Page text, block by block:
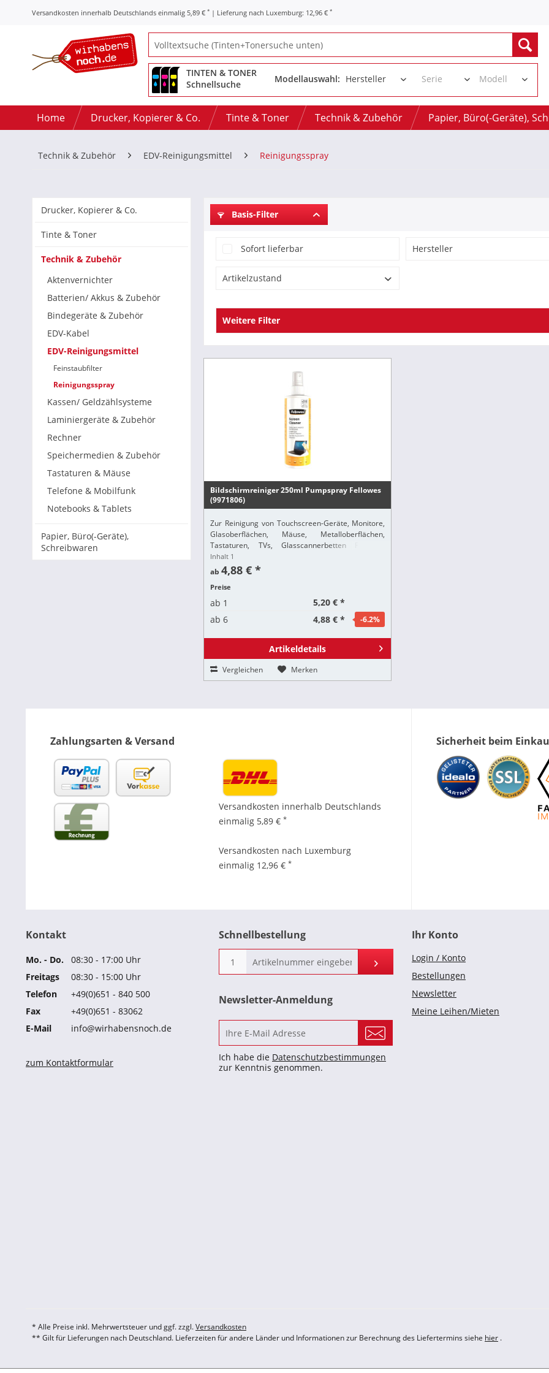
Versandkosten innerhalb Deutschlands einmalig 5,89 € * | Lieferung nach Luxemburg: 12,96 € *
TINTEN & TONER
Schnellsuche
Modellauswahl:
Home Drucker, Kopierer & Co. Tinte & Toner Technik & Zubehör Papier, Büro(-Geräte),
Technik & Zubehör EDV-Reinigungsmittel Reinigungsspray
Drucker, Kopierer & Co.
Tinte & Toner
Technik & Zubehör
Aktenvernichter
Batterien/ Akkus & Zubehör
Bindegeräte & Zubehör
EDV-Kabel
EDV-Reinigungsmittel
Feinstaubfilter
Reinigungsspray
Kassen/ Geldzählsysteme
Laminiergeräte & Zubehör
Rechner
Speichermedien & Zubehör
Tastaturen & Mäuse
Telefone & Mobilfunk
Notebooks & Tablets
Papier, Büro(-Geräte),
Schreibwaren
Basis-Filter
Sofort lieferbar Hersteller
Artikelzustand
Neu
Weitere Filter
Bildschirmreiniger 250ml Pumpspray Fellowes
(9971806)
Zur Reinigung von Touchscreen-Geräte, Monitore,
Glasoberflächen, Mäuse, Metalloberflächen,
Tastaturen, TVs, Glasscannerbetten Für ein
streifenfreies Finish und verbesserte Bildqualität
Antistatische Wirkung Inhalt: 250 ml Pumpspray...
Inhalt 1
ab4,88 € *
Preise
ab 1
5,20 € *
ab 6 4,88 € * -6.2%
Artikeldetails
Vergleichen Merken
Zahlungsarten & Versand
Versandkosten innerhalb Deutschlands
einmalig 5,89 € *
Versandkosten nach Luxemburg
einmalig 12,96 € *
Sicherheit beim
Kontakt
Mo. - Do.
08:30 - 17:00 Uhr
Freitags
08:30 - 15:00 Uhr
Telefon
+49(0)651 - 840 500
Fax
+49(0)651 - 83062
E-Mail
info@wirhabensnoch.de
zum Kontaktformular
Schnellbestellung
Newsletter-Anmeldung
Ich habe die Datenschutzbestimmungen
zur Kenntnis genommen.
Ihr Konto
Login / Konto
Bestellungen
Newsletter
Meine Leihen/Mieten
* Alle Preise inkl. Mehrwertsteuer und ggf. zzgl.Versandkosten
** Gilt für Lieferungen nach Deutschland. Lieferzeiten für andere Länder und Informationen zur Berechnung des Liefertermins siehe hier .